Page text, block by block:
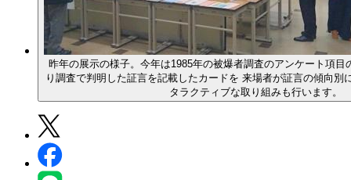
昨年の展示の様子。今年は1985年の被爆者調査のアンケート項目
り調査で判明した証言を記載したカードを 来場者が証言の傾向別
タラクティブな取り組みも行います。